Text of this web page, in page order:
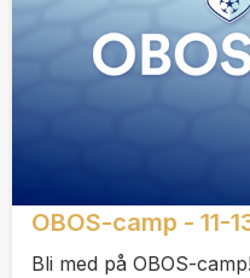
OBOS-camp - 11-
Bli med på OBOS-camp!